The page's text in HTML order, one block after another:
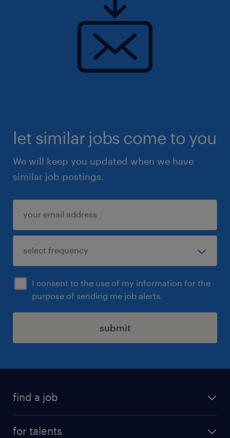
let similar jobs come to you
We will keep you updated when we have
similar job postings.
I consent to the use of my information for the
purpose of sending me job alerts.
submit
find a job
for talents